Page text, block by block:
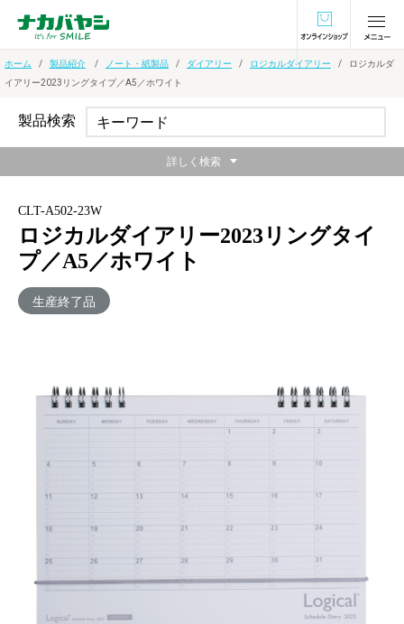
オンラインショ
ホーム 製品紹介 ノート・紙製品 ダイアリー ロジカルダイアリー
ロジカルダ
イアリー2023リングタイプ／A5／ホワイト
CLT-A502-23W
ロジカルダイアリー2023リングタイ
プ／A5／ホワイト
生産終了品
ーにもなるロジカルノートタイプのスケジュール
¥950+ 税
製品検索
詳しく検索